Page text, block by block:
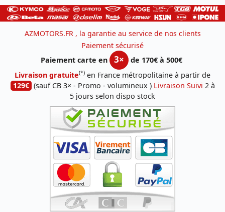
AZMOTORS.FR , la garantie au service de nos clients
Paiement sécurisé
Paiement carte en
3×
de 170€ à 500€
Livraison gratuite(*) en France métropolitaine à partir de
129€ (sauf CB 3× - Promo - volumineux ) Livraison Suivi 2 à
5 jours selon dispo stock